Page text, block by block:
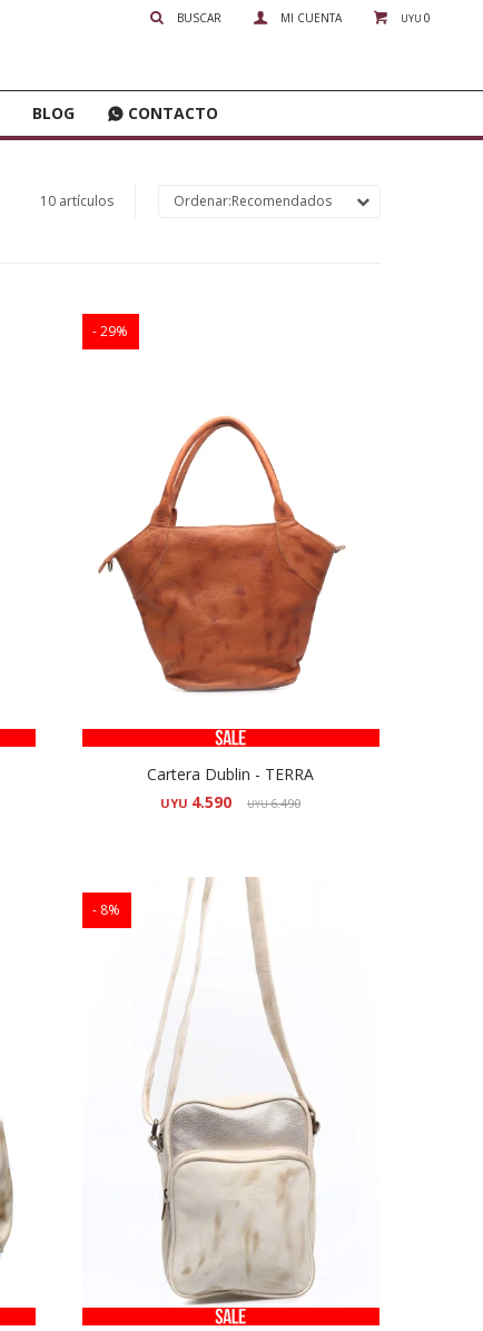
BLOG CONTACTO
UYU 0
10 artículos Recomendados
29
Cartera Dublin - TERRA
UYU 4.590 UYU6.490
8